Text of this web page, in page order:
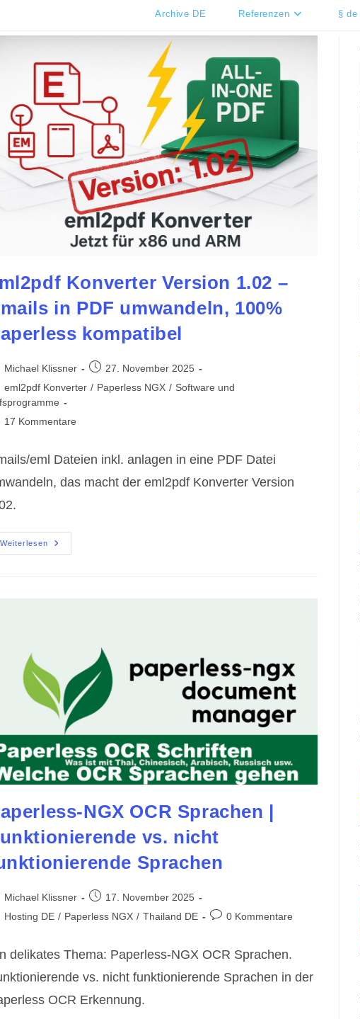
Archive DE Referenzen § de
Konverter Version 1.02 –
in PDF umwandeln, 100%
kompatibel
Michael Klissner
Beitrag
veröffentlicht:
27. November 2025
eml2pdf Konverter / Paperless NGX / Software und
17 Kommentare
eml Dateien inkl. anlagen in eine PDF Datei
das macht der eml2pdf Konverter Version
Weiterlesen
Eml2pdf
Konverter
Kompatibel
NGX OCR Sprachen |
vs. nicht
Sprachen
Michael Klissner
Beitrag
veröffentlicht:
17. November 2025
Hosting DE / Paperless NGX / Thailand DE
Beitrags-
0 Kommentare
delikates Thema: Paperless-NGX OCR Sprachen.
vs. nicht funktionierende Sprachen in der
OCR Erkennung.